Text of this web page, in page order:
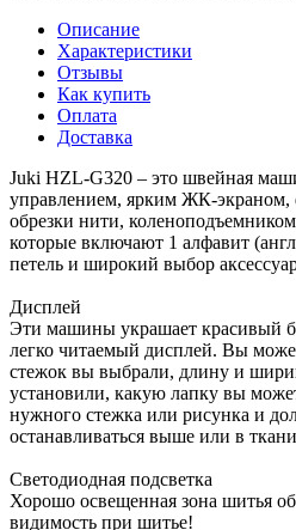
Описание
Характеристики
Отзывы
Как купить
Оплата
Доставка
Juki HZL-G320 – это швейная
управлением, ярким ЖК-экраном,
обрезки нити,
которые включают 1 алфавит
петель и широкий выбор
Дисплей
Эти машины украшает красивый
легко читаемый дисплей. Вы
стежок вы выбрали, длину и
установили, какую лапку вы
нужного стежка или рисунка и
останавливаться выше или в
Светодиодная подсветка
Хорошо освещенная зона шитья
видимость при шитье!